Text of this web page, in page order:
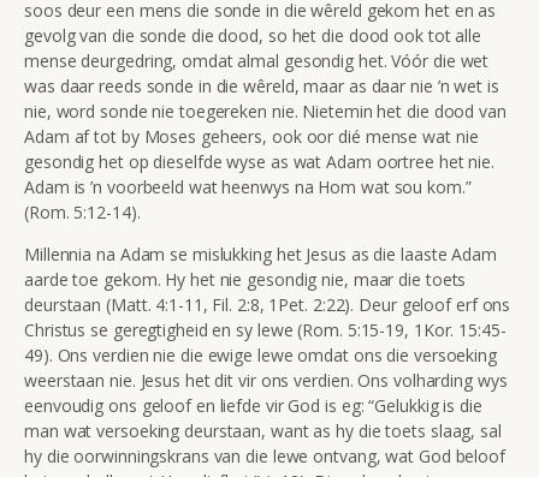
soos deur een mens die sonde in die wêreld gekom het en as
gevolg van die sonde die dood, so het die dood ook tot alle
mense deurgedring, omdat almal gesondig het. Vóór die wet
was daar reeds sonde in die wêreld, maar as daar nie ’n wet is
nie, word sonde nie toegereken nie. Nietemin het die dood van
Adam af tot by Moses geheers, ook oor dié mense wat nie
gesondig het op dieselfde wyse as wat Adam oortree het nie.
Adam is ’n voorbeeld wat heenwys na Hom wat sou kom.”
(Rom. 5:12-14).
Millennia na Adam se mislukking het Jesus as die laaste Adam
aarde toe gekom. Hy het nie gesondig nie, maar die toets
deurstaan (Matt. 4:1-11, Fil. 2:8, 1Pet. 2:22). Deur geloof erf ons
Christus se geregtigheid en sy lewe (Rom. 5:15-19, 1Kor. 15:45-
49). Ons verdien nie die ewige lewe omdat ons die versoeking
weerstaan nie. Jesus het dit vir ons verdien. Ons volharding wys
eenvoudig ons geloof en liefde vir God is eg: “Gelukkig is die
man wat versoeking deurstaan, want as hy die toets slaag, sal
hy die oorwinningskrans van die lewe ontvang, wat God beloof